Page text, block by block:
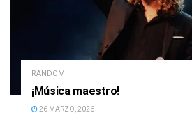
RANDOM
¡Música maestro!
26 MARZO, 2026